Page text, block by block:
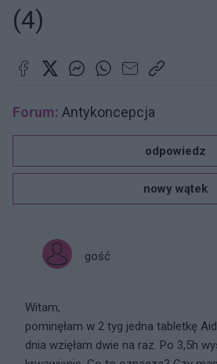
(4)
Forum: Antykoncepcja
odpowiedz
nowy wątek
gość
Witam,
pominęłam w 2 tyg jedna tabletkę
dnia wzięłam dwie na raz. Po 3,5h